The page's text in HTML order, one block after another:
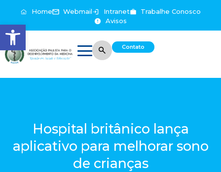
Abrir a barra de ferramentas
Home Webmail Intranet
Trabalhe Conosco
Avisos
Contato
Hospital britânico lança
aplicativo para melhorar sono
de crianças